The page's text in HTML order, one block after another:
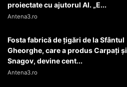
proiectate cu ajutorul AI. „E...
Antena3.ro
Fosta fabrică de țigări de la Sfântul
Gheorghe, care a produs Carpați și
Snagov, devine cent...
Antena3.ro